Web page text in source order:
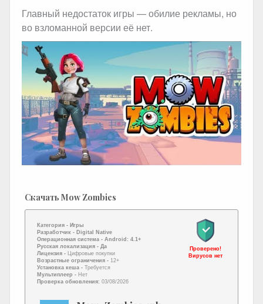
Главный недостаток игры — обилие рекламы, но
во взломанной версии её нет.
Скачать Mow Zombies
Категория - Игры
Разработчик - Digital Native
Операционная система - Android: 4.1+
Русская локализация - Да
Лицензия - Цифровые покупки
Возрастные ограничения - 12+
Установка кеша - Требуется
Мультиплеер - Нет
Проверка обновления: 03/08/2026
Проверено!
Вирусов нет